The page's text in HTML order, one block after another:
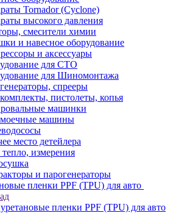
Tornador (Cyclone)
высокого давления
смесители химии
и навесное оборудование
и аксессуары
для СТО
для Шиномонтажа
спрееры
пистолеты, копья
машинки
машины
место детейлера
тепло, измерения
и парогенераторы
пленки PPF (TPU) для авто
пленки PPF (TPU) для авто